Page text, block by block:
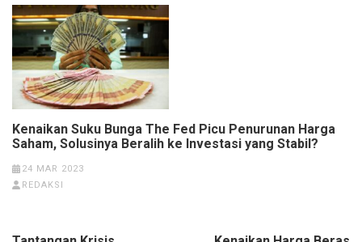
Kenaikan Suku Bunga The Fed Picu Penurunan Harga
Saham, Solusinya Beralih ke Investasi yang Stabil?
24 MAR 2023
REDAKSI